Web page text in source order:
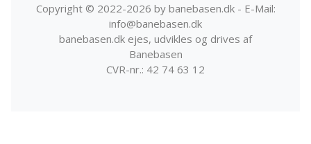
Copyright © 2022-2026 by banebasen.dk - E-Mail:
info@banebasen.dk
banebasen.dk ejes, udvikles og drives af
Banebasen
CVR-nr.: 42 74 63 12